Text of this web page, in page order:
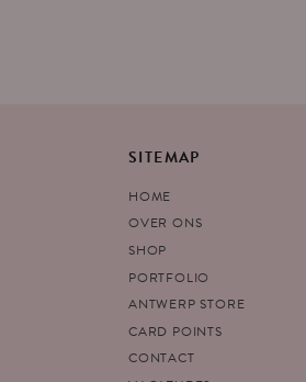
SITEMAP
HOME
OVER ONS
SHOP
PORTFOLIO
ANTWERP STORE
CARD POINTS
CONTACT